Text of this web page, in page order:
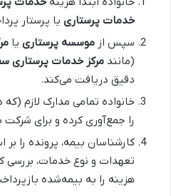
خدمات پرستاری یا پرستار
سپس از موسسه پرستاری یا
(مانند مرکز خدمات پرستاری
دقیق دریافت می‌کند.
خانواده تمامی مدارک لازم
را جمع‌آوری کرده و برای
کارشناسان بیمه، پرونده را
تعهدات و نوع خدمات، بررسی
هزینه را به بیمه‌شده